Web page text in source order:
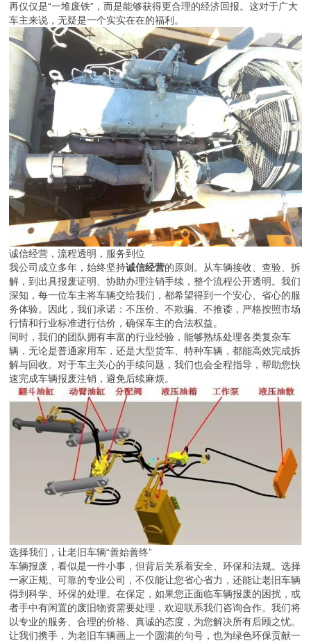
再仅仅是“一堆废铁”，而是能够获得更合理的经济回报。这对于广大
车主来说，无疑是一个实实在在的福利。
诚信经营，流程透明，服务到位
我公司成立多年，始终坚持诚信经营的原则。从车辆接收、查验、拆
解，到出具报废证明、协助办理注销手续，整个流程公开透明。我们
深知，每一位车主将车辆交给我们，都希望得到一个安心、省心的服
务体验。因此，我们承诺：不压价、不欺骗、不推诿，严格按照市场
行情和行业标准进行估价，确保车主的合法权益。
同时，我们的团队拥有丰富的行业经验，能够熟练处理各类复杂车
辆，无论是普通家用车，还是大型货车、特种车辆，都能高效完成拆
解与回收。对于车主关心的手续问题，我们也会全程指导，帮助您快
速完成车辆报废注销，避免后续麻烦。
选择我们，让老旧车辆“善始善终”
车辆报废，看似是一件小事，但背后关系着安全、环保和法规。选择
一家正规、可靠的专业公司，不仅能让您省心省力，还能让老旧车辆
得到科学、环保的处理。在保定，如果您正面临车辆报废的困扰，或
者手中有闲置的废旧物资需要处理，欢迎联系我们咨询合作。我们将
以专业的服务、合理的价格、真诚的态度，为您解决所有后顾之忧。
让我们携手，为老旧车辆画上一个圆满的句号，也为绿色环保贡献一